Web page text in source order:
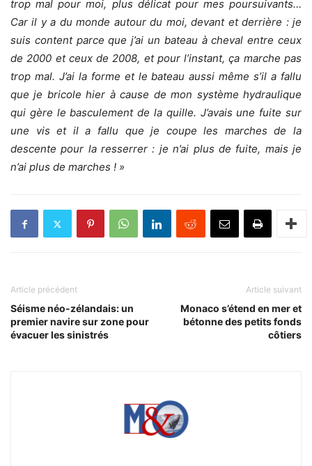
trop mal pour moi, plus délicat pour mes poursuivants…
Car il y a du monde autour du moi, devant et derrière : je
suis content parce que j’ai un bateau à cheval entre ceux
de 2000 et ceux de 2008, et pour l’instant, ça marche pas
trop mal. J’ai la forme et le bateau aussi même s’il a fallu
que je bricole hier à cause de mon système hydraulique
qui gère le basculement de la quille. J’avais une fuite sur
une vis et il a fallu que je coupe les marches de la
descente pour la resserrer : je n’ai plus de fuite, mais je
n’ai plus de marches ! »
Article précédent
Séisme néo-zélandais: un
premier navire sur zone pour
évacuer les sinistrés
Article suivant
Monaco s’étend en mer et
bétonne des petits fonds
côtiers